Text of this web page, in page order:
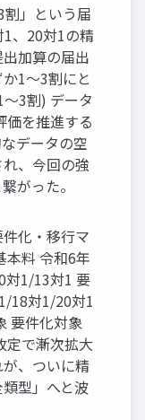
」という届
、20対1の精
加算の届出
1〜3割にと
3割) データ
価を推進する
データの空
、今回の強
がった。
化・移行マ
本料 令和6年
対1/13対1 要
18対1/20対1
要件化対象
定で漸次拡大
、ついに精
型」へと波